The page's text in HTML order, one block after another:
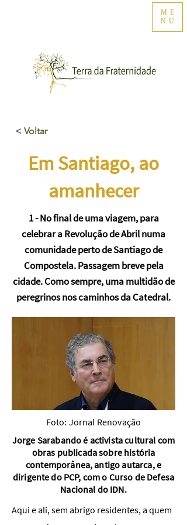
ME
NU
< Voltar
Em Santiago, ao
amanhecer
1 - No final de uma viagem, para
celebrar a Revolução de Abril numa
comunidade perto de Santiago de
Compostela. Passagem breve pela
cidade. Como sempre, uma multidão de
peregrinos nos caminhos da Catedral.
Foto: Jornal Renovação
Jorge Sarabando é activista cultural com
obras publicada sobre história
contemporânea, antigo autarca, e
dirigente do PCP, com o Curso de Defesa
Nacional do IDN.
Aqui e ali, sem abrigo residentes, a quem